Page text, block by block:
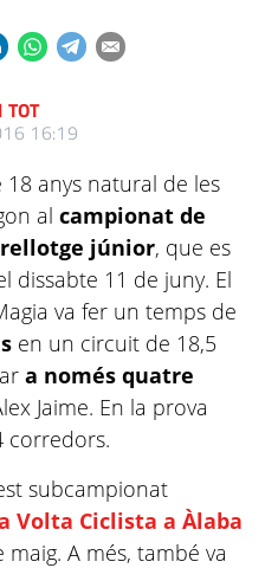
16:19
18 anys natural de les
al campionat de
júnior, que es
dissabte 11 de juny. El
va fer un temps de
en un circuit de 18,5
a només quatre
Jaime. En la prova
corredors.
subcampionat
Volta Ciclista a Àlaba
maig. A més, també va